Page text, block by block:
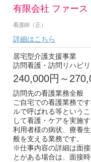
有限会社 ファース
看護師（正）
詳細はこちら
居宅型介護支援事業
訪問看護・訪問リハビ
240,000円～
訪問先の看護業務全般
ご自宅での看護業務で
ルで呼ばれる等という
して看護・ケアを実施
利用者様の病状、療養
般を支える業務です。
※仕事内容の詳細は面
とがある場合は、面接